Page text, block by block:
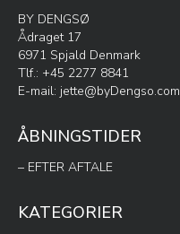
BY DENGSØ
Ådraget 17
6971 Spjald Denmark
Tlf.: +45 2277 8841
E-mail: jette@byDengso.com
ÅBNINGSTIDER
– EFTER AFTALE
KATEGORIER